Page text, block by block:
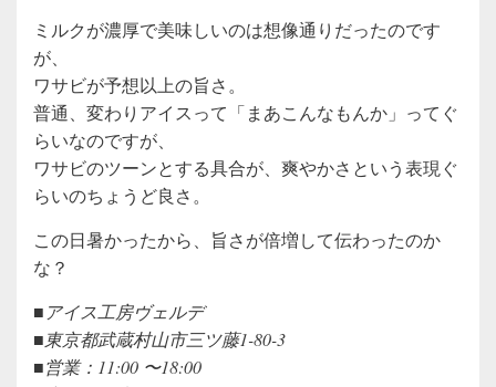
ミルクが濃厚で美味しいのは想像通りだったのです
が、
ワサビが予想以上の旨さ。
普通、変わりアイスって「まあこんなもんか」ってぐ
らいなのですが、
ワサビのツーンとする具合が、爽やかさという表現ぐ
らいのちょうど良さ。
この日暑かったから、旨さが倍増して伝わったのか
な？
■アイス工房ヴェルデ
■東京都武蔵村山市三ツ藤1-80-3
■営業：11:00 〜18:00